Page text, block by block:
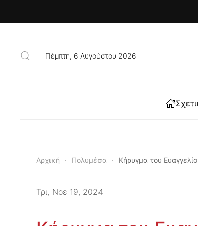
Πέμπτη, 6 Αυγούστου 2026
Αρχική Πολυμέσα Κήρυγμα του
Τρι, Νοε 19, 2024